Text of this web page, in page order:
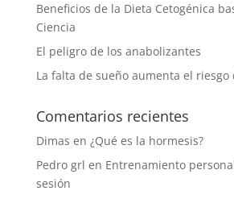
Beneficios de la Dieta Cetogénica
Ciencia
El peligro de los anabolizantes
La falta de sueño aumenta el riesgo
Comentarios recientes
Dimas en ¿Qué es la hormesis?
Pedro grl en Entrenamiento
sesión